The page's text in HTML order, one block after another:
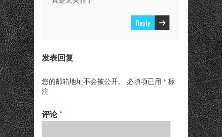
Reply
发表回复
您的邮箱地址不会被公开。 必填项已用 * 标
注
评论*